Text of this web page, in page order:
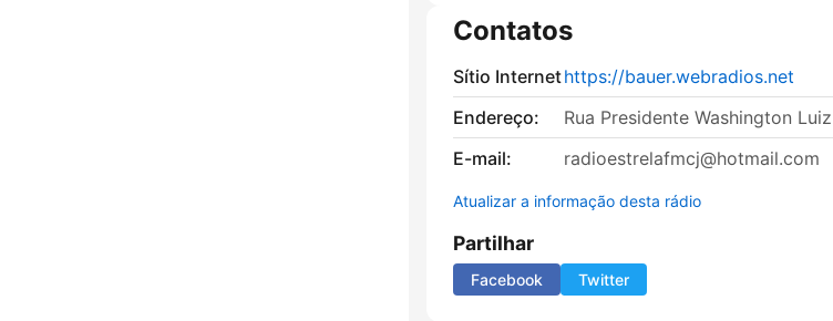
Contatos
Sítio Internethttps://bauer.webradios.net
Endereço:
Rua Presidente Washington
E-mail:
radioestrelafmcj@hotmail.com
Atualizar a informação desta rádio
Partilhar
Facebook Twitter